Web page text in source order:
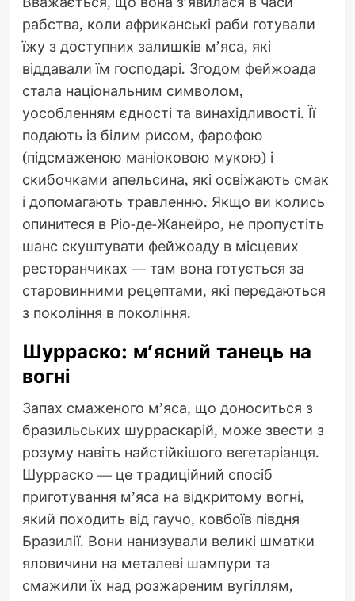
рабства, коли африканські раби готували
їжу з доступних залишків м’яса, які
віддавали їм господарі. Згодом фейжоада
стала національним символом,
уособленням єдності та винахідливості. Її
подають із білим рисом, фарофою
(підсмаженою маніоковою мукою) і
скибочками апельсина, які освіжають смак
і допомагають травленню. Якщо ви колись
опинитеся в Ріо-де-Жанейро, не пропустіть
шанс скуштувати фейжоаду в місцевих
ресторанчиках — там вона готується за
старовинними рецептами, які передаються
з покоління в покоління.
Шурраско: м’ясний танець на
вогні
Запах смаженого м’яса, що доноситься з
бразильських шурраскарій, може звести з
розуму навіть найстійкішого вегетаріанця.
Шурраско — це традиційний спосіб
приготування м’яса на відкритому вогні,
який походить від гаучо, ковбоїв півдня
Бразилії. Вони нанизували великі шматки
яловичини на металеві шампури та
смажили їх над розжареним вугіллям,